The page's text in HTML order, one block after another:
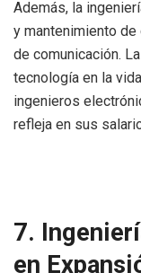
Además, la
y mantenimiento
de comunicación.
tecnología en la
ingenieros
refleja en sus
7.
en